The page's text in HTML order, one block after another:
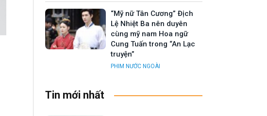
“Mỹ nữ Tân Cương” Địch
Lệ Nhiệt Ba nên duyên
cùng mỹ nam Hoa ngữ
Cung Tuấn trong “An Lạc
truyện”
PHIM NƯỚC NGOÀI
Tin mới nhất